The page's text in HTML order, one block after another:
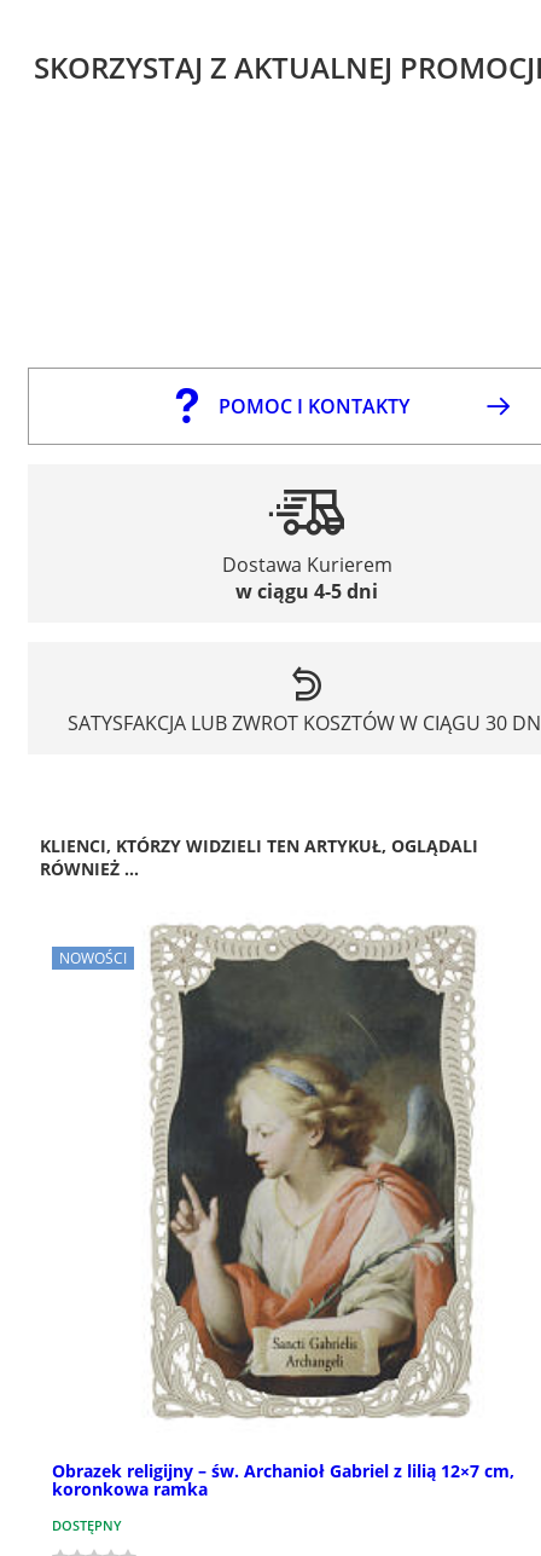
SKORZYSTAJ Z AKTUALNEJ
POMOC I KONTAKTY
Dostawa Kurierem
w ciągu 4-5 dni
SATYSFAKCJA LUB ZWROT KOSZTÓW W CIĄGU 30
KLIENCI, KTÓRZY WIDZIELI TEN ARTYKUŁ, OGLĄDALI
RÓWNIEŻ ...
NOWOŚCI
Obrazek religijny – św. Archanioł Gabriel z lilią 12×7 cm,
koronkowa ramka
DOSTĘPNY